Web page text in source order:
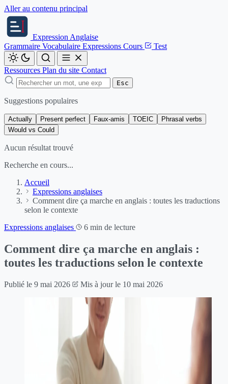
Aller au contenu principal
Expression Anglaise
Grammaire Vocabulaire Expressions Cours Test
Ressources Plan du site Contact
Esc
Suggestions populaires
Actually Present perfect Faux-amis TOEIC
Phrasal verbs
Would vs Could
Aucun résultat trouvé
Recherche en cours...
Accueil
Expressions anglaises
Comment dire ça marche en anglais : toutes les traductions
selon le contexte
Expressions anglaises
6 min de lecture
Comment dire ça marche en anglais :
toutes les traductions selon le contexte
Publié le 9 mai 2026 Mis à jour le 10 mai 2026